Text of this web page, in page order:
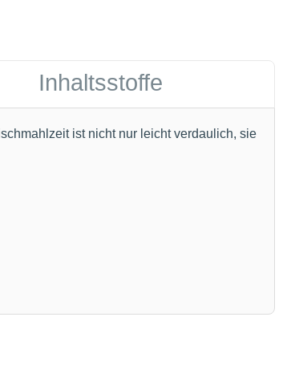
Inhaltsstoffe
ist nicht nur leicht verdaulich, sie